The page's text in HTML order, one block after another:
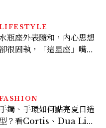
瓶座外表隨和，內心思想
卻很固執，「這星座」嘴上
FASHION
手鐲、手環如何點亮夏日造
？看Cortis、Dua Lip